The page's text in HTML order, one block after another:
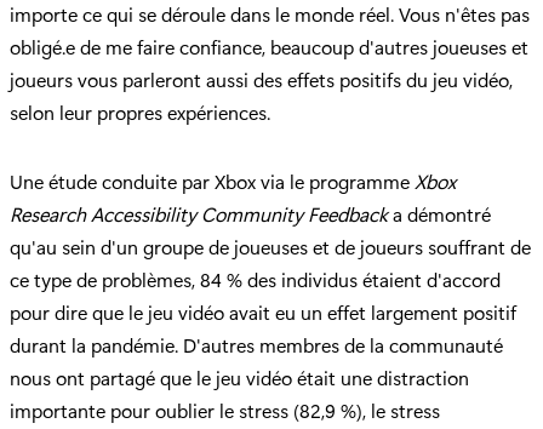
importe ce qui se déroule dans le monde réel. Vous n'êtes pas
obligé.e de me faire confiance, beaucoup d'autres joueuses et
joueurs vous parleront aussi des effets positifs du jeu vidéo,
selon leur propres expériences.
Une étude conduite par Xbox via le programmeXbox
Research Accessibility Community Feedbacka démontré
qu'au sein d'un groupe de joueuses et de joueurs souffrant de
ce type de problèmes, 84 % des individus étaient d'accord
pour dire que le jeu vidéo avait eu un effet largement positif
durant la pandémie. D'autres membres de la communauté
nous ont partagé que le jeu vidéo était une distraction
importante pour oublier le stress (82,9 %), le stress